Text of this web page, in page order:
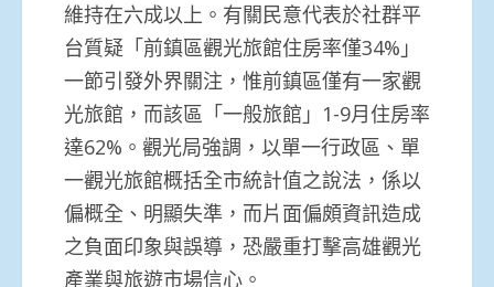
維持在六成以上。有關民意代表於社群平
台質疑「前鎮區觀光旅館住房率僅34%」
一節引發外界關注，惟前鎮區僅有一家觀
光旅館，而該區「一般旅館」1-9月住房率
達62%。觀光局強調，以單一行政區、單
一觀光旅館概括全市統計值之說法，係以
偏概全、明顯失準，而片面偏頗資訊造成
之負面印象與誤導，恐嚴重打擊高雄觀光
產業與旅遊市場信心。